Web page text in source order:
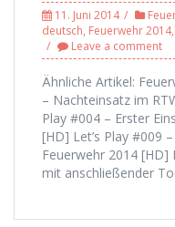
11. Juni 2014
deutsch, Feuerwehr 2014,
Leave a comment
Ähnliche Artikel:
– Nachteinsatz im
Play #004 – Erster
[HD] Let’s Play #009
Feuerwehr 2014 [HD]
mit anschließender